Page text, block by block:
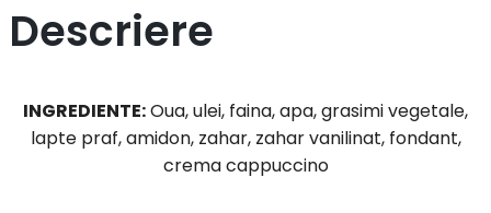
Descriere
INGREDIENTE:Oua, ulei, faina, apa, grasimi vegetale,
lapte praf, amidon, zahar, zahar vanilinat, fondant,
crema cappuccino